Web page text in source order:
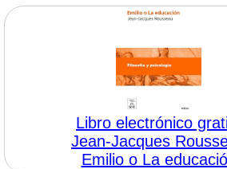
Libro electrónico
Jean-Jacques
Emilio o La